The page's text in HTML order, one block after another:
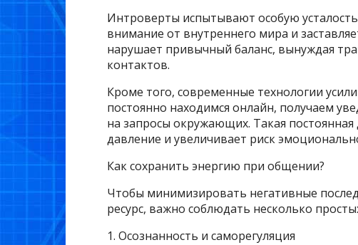
Интроверты испытывают особую
внимание от внутреннего мира и
нарушает привычный баланс, вынуждая
контактов.
Кроме того, современные технологии
постоянно находимся онлайн, получаем
на запросы окружающих. Такая
давление и увеличивает риск
Как сохранить энергию при общении?
Чтобы минимизировать негативные
ресурс, важно соблюдать несколько
1. Осознанность и саморегуляция